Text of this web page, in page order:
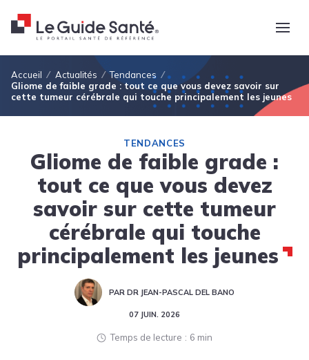
Fil d'Ariane
Accueil Actualités
Tendances
Gliome de faible grade : tout ce que vous devez savoir sur
cette tumeur cérébrale qui touche principalement les jeunes
TENDANCES
Gliome de faible grade :
tout ce que vous devez
savoir sur cette tumeur
cérébrale qui touche
principalement les jeunes
PAR DR JEAN-PASCAL DEL BANO
07 JUIN. 2026
Temps de lecture 6 min